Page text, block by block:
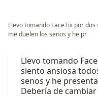
Llevo tomando FaceTix por
me duelen los senos y he pr
Llevo tomando
siento ansiosa
senos y he
Debería de